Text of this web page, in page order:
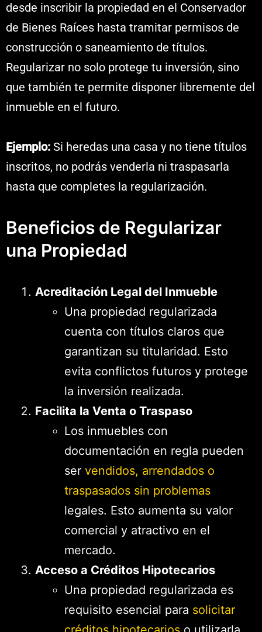
desde inscribir la propiedad en el Conservador
de Bienes Raíces hasta tramitar permisos de
construcción o saneamiento de títulos.
Regularizar no solo protege tu inversión, sino
que también te permite disponer libremente del
inmueble en el futuro.
Ejemplo: Si heredas una casa y no tiene títulos
inscritos, no podrás venderla ni traspasarla
hasta que completes la regularización.
Beneficios de Regularizar
una Propiedad
Acreditación Legal del Inmueble
Una propiedad regularizada
cuenta con títulos claros que
garantizan su titularidad. Esto
evita conflictos futuros y protege
la inversión realizada.
Facilita la Venta o Traspaso
Los inmuebles con
documentación en regla pueden
ser vendidos, arrendados o
traspasados sin problemas
legales. Esto aumenta su valor
comercial y atractivo en el
mercado.
Acceso a Créditos Hipotecarios
Una propiedad regularizada es
requisito esencial para solicitar